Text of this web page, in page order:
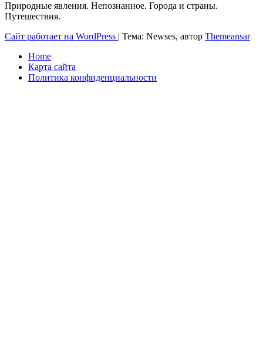
Природные явления. Непознанное. Города и страны.
Путешествия.
Сайт работает на WordPress
Тема: Newses, автор Themeansar
Home
Карта сайта
Политика конфиденциальности